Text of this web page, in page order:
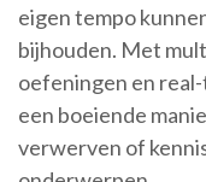
eigen tempo
bijhouden. Met
oefeningen en
een boeiende
verwerven of